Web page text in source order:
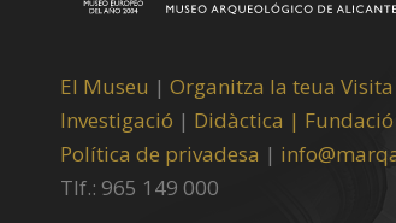
El Museu | Organitza la teua Visita
Investigació | Didàctica |
Política de privadesa |
Tlf.: 965 149 000